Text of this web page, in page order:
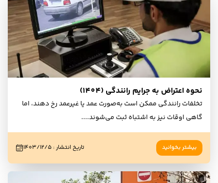
نحوه اعتراض به جرایم رانندگی (1404)
تخلفات رانندگی ممکن است به‌صورت عمد یا غیرعمد رخ دهند، اما
گاهی اوقات نیز به اشتباه ثبت می‌شوند....
بیشتر بخوانید تاریخ انتشار: ۱۴۰۳/۱۲/۵